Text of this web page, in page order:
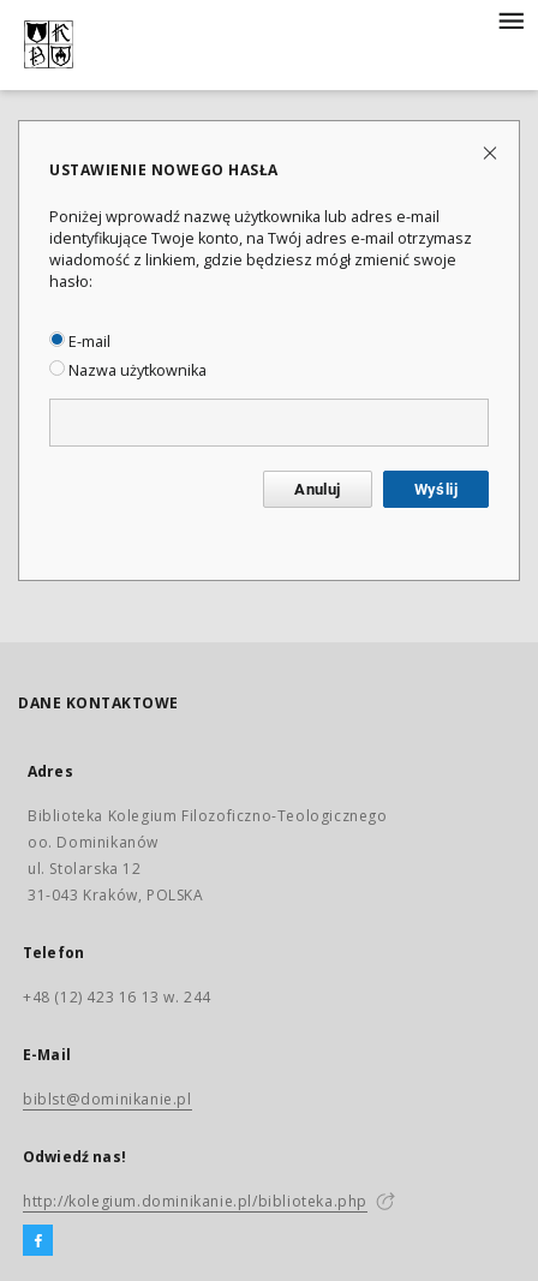
USTAWIENIE NOWEGO HASŁA
Poniżej wprowadź nazwę użytkownika lub adres e-mail
identyfikujące Twoje konto, na Twój adres e-mail otrzymasz
wiadomość z linkiem, gdzie będziesz mógł zmienić swoje
hasło:
E-mail
Nazwa użytkownika
Anuluj Wyślij
DANE KONTAKTOWE
Adres
Biblioteka Kolegium Filozoficzno-Teologicznego
oo. Dominikanów
ul. Stolarska 12
31-043 Kraków, POLSKA
Telefon
+48 (12) 423 16 13 w. 244
E-Mail
biblst@dominikanie.pl
Odwiedź nas!
http://kolegium.dominikanie.pl/biblioteka.php